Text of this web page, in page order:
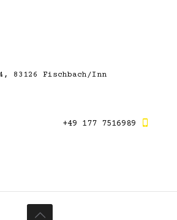
83126 Fischbach/Inn
+49 177 7516989